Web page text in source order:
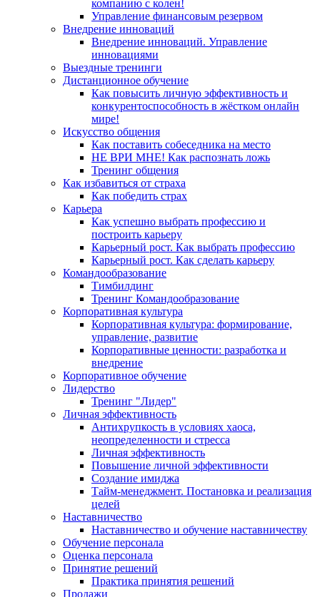
компанию с колен!
Управление финансовым резервом
Внедрение инноваций
Внедрение инноваций. Управление
инновациями
Выездные тренинги
Дистанционное обучение
Как повысить личную эффективность и
конкурентоспособность в жёстком онлайн
мире!
Искусство общения
Как поставить собеседника на место
НЕ ВРИ МНЕ! Как распознать ложь
Тренинг общения
Как избавиться от страха
Как победить страх
Карьера
Как успешно выбрать профессию и
построить карьеру
Карьерный рост. Как выбрать профессию
Карьерный рост. Как сделать карьеру
Командообразование
Тимбилдинг
Тренинг Командообразование
Корпоративная культура
Корпоративная культура: формирование,
управление, развитие
Корпоративные ценности: разработка и
внедрение
Корпоративное обучение
Лидерство
Тренинг "Лидер"
Личная эффективность
Антихрупкость в условиях хаоса,
неопределенности и стресса
Личная эффективность
Повышение личной эффективности
Создание имиджа
Тайм-менеджмент. Постановка и реализация
целей
Наставничество
Наставничество и обучение наставничеству
Обучение персонала
Оценка персонала
Принятие решений
Практика принятия решений
Продажи